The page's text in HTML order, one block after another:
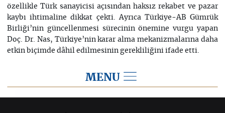
özellikle Türk sanayicisi açısından haksız rekabet ve pazar
kaybı ihtimaline dikkat çekti. Ayrıca Türkiye-AB Gümrük
Birliği’nin güncellenmesi sürecinin önemine vurgu yapan
Doç. Dr. Nas, Türkiye’nin karar alma mekanizmalarına daha
etkin biçimde dâhil edilmesinin gerekliliğini ifade etti.
MENU